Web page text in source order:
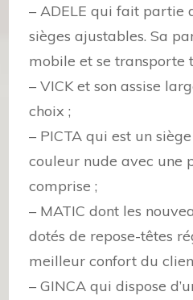
– ADELE qui fait partie
sièges ajustables. Sa
mobile et se transporte
– VICK et son assise
choix ;
– PICTA qui est un
couleur nude avec une
comprise ;
– MATIC dont les
dotés de repose-têtes
meilleur confort du
– GINCA qui dispose